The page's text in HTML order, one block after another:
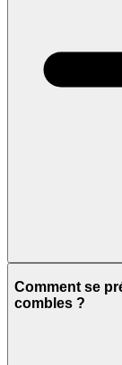
Comment se
combles ?